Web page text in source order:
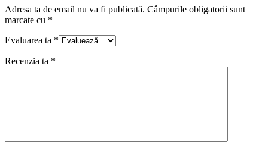
Adresa ta de email nu va fi publicată. Câmpurile obligatorii sunt
marcate cu *
Evaluarea ta *
Recenzia ta *